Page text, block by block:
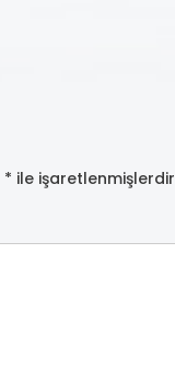
* ile işaretlenmişlerdir